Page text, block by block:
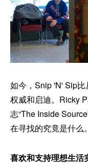
如今，Snip 'N' Sip
权威和启迪。Ricky
志“The Inside
在寻找的究竟是什么。
喜欢和支持理想生活